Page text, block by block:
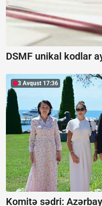
DSMF unikal kodlar
3 Avqust 17:36
Komitə sədri: